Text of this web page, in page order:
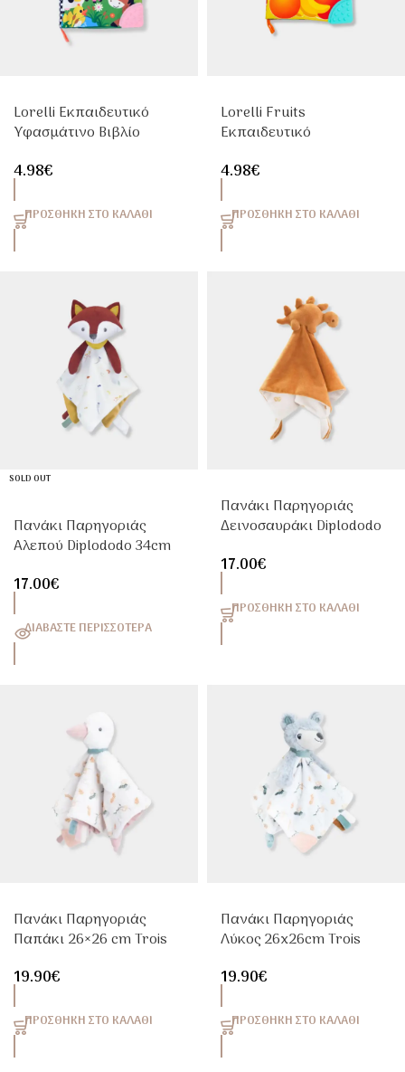
Lorelli Εκπαιδευτικό
Υφασμάτινο Βιβλίο
Ζωάκια Φάρμας 0+
4.98€
ΠΡΟΣΘΉΚΗ ΣΤΟ ΚΑΛΆΘΙ
Lorelli Fruits
Εκπαιδευτικό
Δραστηριοτήτων 0+
4.98€
ΠΡΟΣΘΉΚΗ ΣΤΟ ΚΑΛΆΘΙ
SOLD OUT
Πανάκι Παρηγοριάς
Αλεπού Diplododo 34cm
17.00€
ΔΙΑΒΆΣΤΕ ΠΕΡΙΣΣΌΤΕΡΑ
Πανάκι Παρηγοριάς
Δεινοσαυράκι Diplododo
17.00€
ΠΡΟΣΘΉΚΗ ΣΤΟ ΚΑΛΆΘΙ
Πανάκι Παρηγοριάς
Παπάκι 26×26 cm Trois
19.90€
ΠΡΟΣΘΉΚΗ ΣΤΟ ΚΑΛΆΘΙ
Πανάκι Παρηγοριάς
Λύκος 26x26cm Trois
19.90€
ΠΡΟΣΘΉΚΗ ΣΤΟ ΚΑΛΆΘΙ